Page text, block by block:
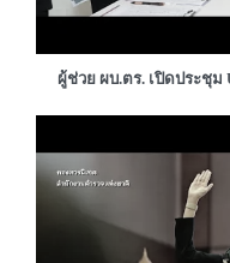
ผู้ช่วย ผบ.ตร. เปิดประชุม